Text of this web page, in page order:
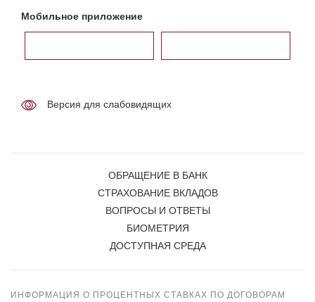
Мобильное приложение
Версия для слабовидящих
ОБРАЩЕНИЕ В БАНК
СТРАХОВАНИЕ ВКЛАДОВ
ВОПРОСЫ И ОТВЕТЫ
БИОМЕТРИЯ
ДОСТУПНАЯ СРЕДА
ИНФОРМАЦИЯ О ПРОЦЕНТНЫХ СТАВКАХ ПО ДОГОВОРАМ